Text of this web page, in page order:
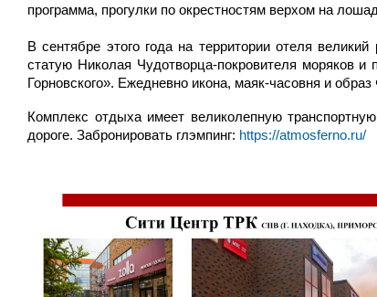
программа, прогулки по окрестностям верхом на
В сентябре этого года на территории отеля
статую Николая Чудотворца-покровителя моряков
Горновского». Ежедневно икона, маяк-часовня и
Комплекс отдыха имеет великолепную
дороге. Забронировать глэмпинг: https://atmosferno.ru/